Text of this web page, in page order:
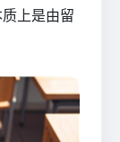
上是由留